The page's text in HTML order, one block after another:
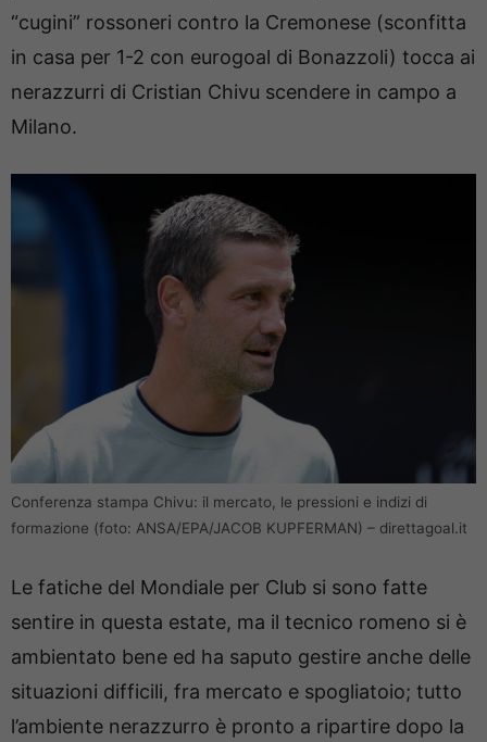
“cugini” rossoneri contro la Cremonese (sconfitta
in casa per 1-2 con eurogoal di Bonazzoli) tocca ai
nerazzurri di Cristian Chivu scendere in campo a
Milano.
Conferenza stampa Chivu: il mercato, le pressioni e indizi di
formazione (foto: ANSA/EPA/JACOB KUPFERMAN) – direttagoal.it
Le fatiche del Mondiale per Club si sono fatte
sentire in questa estate, ma il tecnico romeno si è
ambientato bene ed ha saputo gestire anche delle
situazioni difficili, fra mercato e spogliatoio; tutto
l’ambiente nerazzurro è pronto a ripartire dopo la